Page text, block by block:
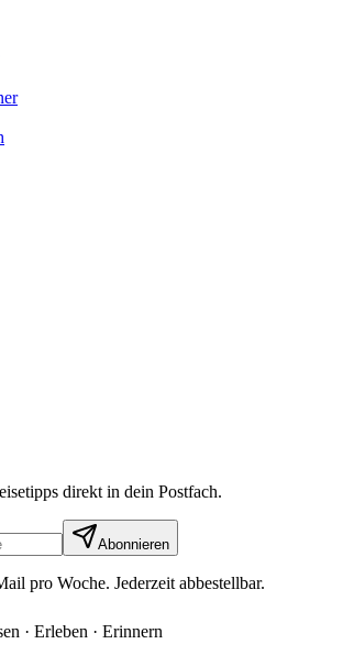
direkt in dein Postfach.
Abonnieren
pro Woche. Jederzeit abbestellbar.
· Erleben · Erinnern